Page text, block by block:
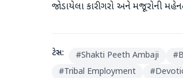
જોડાયેલા કારીગરો અને મજૂરોની
ટેગ્સ: #Shakti Peeth Ambaji #
#Tribal Employment #